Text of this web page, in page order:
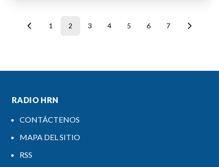
1 2 3 4 5 6 7
RADIO HRN
CONTÁCTENOS
MAPA DEL SITIO
RSS